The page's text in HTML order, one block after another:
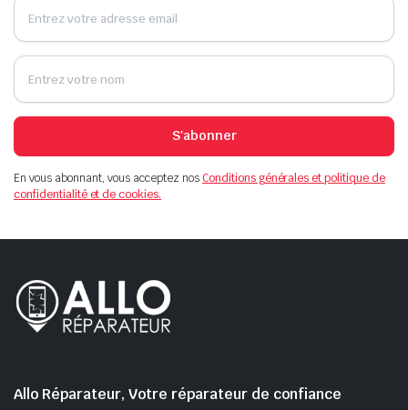
S'abonner
En vous abonnant, vous acceptez nosConditions générales et politique de
confidentialité et de cookies.
Allo Réparateur, Votre réparateur de confiance